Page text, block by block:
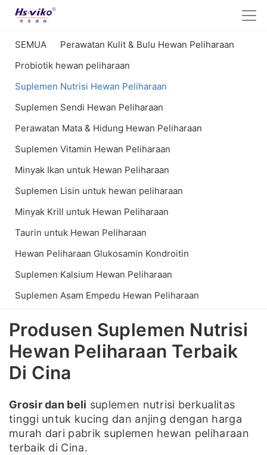
SEMUA
Perawatan Kulit & Bulu Hewan Peliharaan
Probiotik hewan peliharaan
Suplemen Nutrisi Hewan Peliharaan
Suplemen Sendi Hewan Peliharaan
Perawatan Mata & Hidung Hewan Peliharaan
Suplemen Vitamin Hewan Peliharaan
Minyak Ikan untuk Hewan Peliharaan
Suplemen Lisin untuk hewan peliharaan
Minyak Krill untuk Hewan Peliharaan
Taurin untuk Hewan Peliharaan
Hewan Peliharaan Glukosamin Kondroitin
Suplemen Kalsium Hewan Peliharaan
Suplemen Asam Empedu Hewan Peliharaan
Produsen Suplemen Nutrisi
Hewan Peliharaan Terbaik
Di Cina
Grosir dan beli suplemen nutrisi berkualitas
tinggi untuk kucing dan anjing dengan harga
murah dari pabrik suplemen hewan peliharaan
terbaik di Cina.